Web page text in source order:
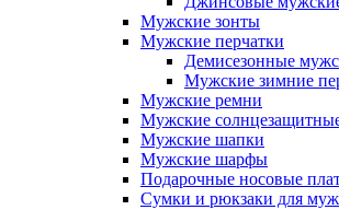
Мужские зонты
Мужские перчатки
Демисезонные
Мужские зимние
Мужские ремни
Мужские
Мужские шапки
Мужские шарфы
Подарочные носовые
Сумки и рюкзаки для